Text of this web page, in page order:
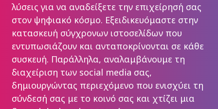
λύσεις για να αναδείξετε την επιχείρησή σας
στον ψηφιακό κόσμο. Εξειδικευόμαστε στην
κατασκευή σύγχρονων ιστοσελίδων που
εντυπωσιάζουν και ανταποκρίνονται σε κάθε
συσκευή. Παράλληλα, αναλαμβάνουμε τη
διαχείριση των social media σας,
δημιουργώντας περιεχόμενο που ενισχύει τη
σύνδεσή σας με το κοινό σας και χτίζει μια